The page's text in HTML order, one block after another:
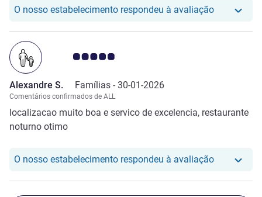
O nosso estabelecimento respondeu à avaliaçãoO nosso
Nota clientes Avis 5.0/5
Alexandre S. Famílias - 30-01-2026
Comentários confirmados de ALL
localizacao muito boa e servico de excelencia, restaurante
noturno otimo
O nosso estabelecimento respondeu à avaliaçãoO nosso